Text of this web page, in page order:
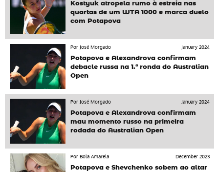
Kostyuk atropela rumo à estreia nas
quartas de um WTA 1000 e marca duelo
com Potapova
Por José Morgado
January 2024
Potapova e Alexandrova confirmam
debacle russa na 1.ª ronda do Australian
Open
Por José Morgado
January 2024
Potapova e Alexandrova confirmam
mau momento russo na primeira
rodada do Australian Open
Por Bola Amarela
December 2023
Potapova e Shevchenko sobem ao altar